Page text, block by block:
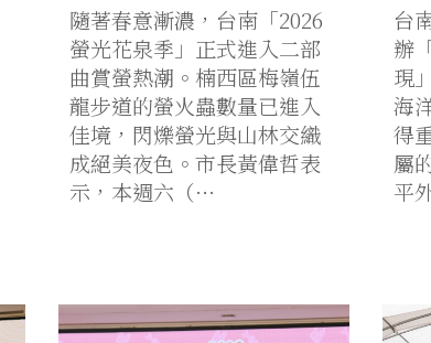
隨著春意漸濃，台南「2026
螢光花泉季」正式進入二部
曲賞螢熱潮。楠西區梅嶺伍
龍步道的螢火蟲數量已進入
佳境，閃爍螢光與山林交織
成絕美夜色。市長黃偉哲表
示，本週六（…
台
辦
現
海
得
屬
平